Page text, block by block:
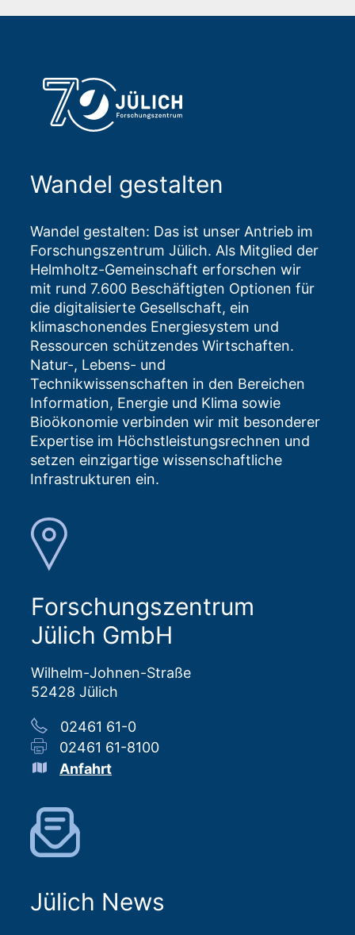
Wandel gestalten
Wandel gestalten: Das ist unser Antrieb im
Forschungszentrum Jülich. Als Mitglied der
Helmholtz-Gemeinschaft erforschen wir
mit rund 7.600 Beschäftigten Optionen für
die digitalisierte Gesellschaft, ein
klimaschonendes Energiesystem und
Ressourcen schützendes Wirtschaften.
Natur-, Lebens- und
Technikwissenschaften in den Bereichen
Information, Energie und Klima sowie
Bioökonomie verbinden wir mit besonderer
Expertise im Höchstleistungsrechnen und
setzen einzigartige wissenschaftliche
Infrastrukturen ein.
Forschungszentrum
Jülich GmbH
Wilhelm-Johnen-Straße
52428 Jülich
02461 61-0
02461 61-8100
Anfahrt
Jülich News